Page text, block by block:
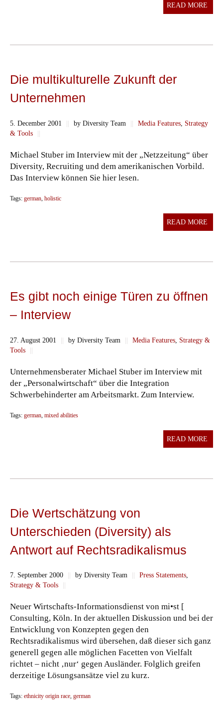
READ MORE
Die multikulturelle Zukunft der
Unternehmen
5. December 2001 || by Diversity Team || Media Features Strategy
& Tools
||
Michael Stuber im Interview mit der „Netzzeitung“ über
Diversity, Recruiting und dem amerikanischen Vorbild.
Das Interview können Sie hier lesen.
Tags: german, holistic
READ MORE
Es gibt noch einige Türen zu öffnen
– Interview
27. August 2001 || by Diversity Team || Media Features Strategy &
Tools
||
Unternehmensberater Michael Stuber im Interview mit
der „Personalwirtschaft“ über die Integration
Schwerbehinderter am Arbeitsmarkt. Zum Interview.
Tags: german mixed abilities
READ MORE
Die Wertschätzung von
Unterschieden (Diversity) als
Antwort auf Rechtsradikalismus
7. September 2000 || by Diversity Team || Press Statements
Strategy & Tools
||
Neuer Wirtschafts-Informationsdienst von mi•st [
Consulting, Köln. In der aktuellen Diskussion und bei der
Entwicklung von Konzepten gegen den
Rechtsradikalismus wird übersehen, daß dieser sich ganz
generell gegen alle möglichen Facetten von Vielfalt
richtet – nicht ‚nur‘ gegen Ausländer. Folglich greifen
derzeitige Lösungsansätze viel zu kurz.
Tags: ethnicity origin race, german